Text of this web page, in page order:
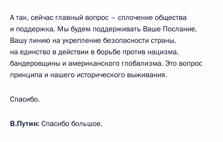
А так, сейчас главный вопрос – сплочение общества
и поддержка. Мы будем поддерживать Ваше Послание,
Вашу линию на укрепление безопасности страны,
на единство в действии в борьбе против нацизма,
бандеровщины и американского глобализма. Это вопрос
принципа и нашего исторического выживания.
Спасибо.
В.Путин: Спасибо большое.